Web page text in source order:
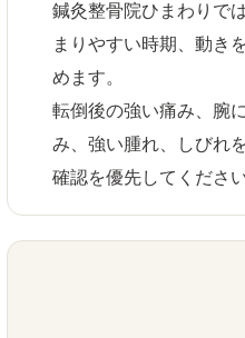
鍼灸整骨院ひまわりで
まりやすい時期、動き
めます。
転倒後の強い痛み、腕
み、強い腫れ、しびれ
確認を優先してください